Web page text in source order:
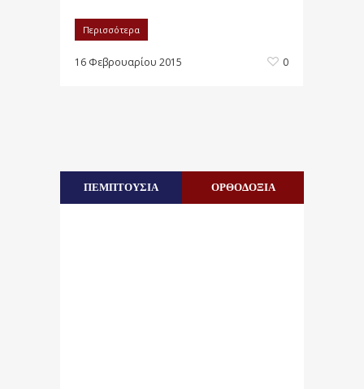
Περισσότερα
16 Φεβρουαρίου 2015 0
ΠΕΜΠΤΟΥΣΙΑ ΟΡΘΟΔΟΞΙΑ